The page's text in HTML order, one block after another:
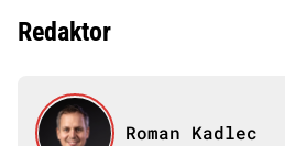
Redaktor
Roman Kadlec